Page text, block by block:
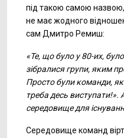
під такою самою
не має жодного
сам Дмитро Ремиш:
«Те, що було у 80-их,
зібралися групи, яким
Просто були команди,
треба десь
середовище для
Середовище команд